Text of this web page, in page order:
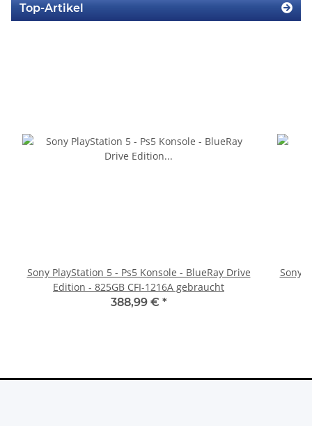
Top-Artikel
Sony PlayStation 5 - Ps5 Konsole - BlueRay Drive
Edition - 825GB CFI-1216A gebraucht
388,99 € *
Sony